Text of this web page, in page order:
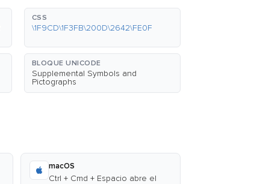
CSS
\1F9CD\1F3FB\200D\2642\FE0F
BLOQUE UNICODE
Supplemental Symbols and
Pictographs
macOS
Ctrl + Cmd + Espacio abre el